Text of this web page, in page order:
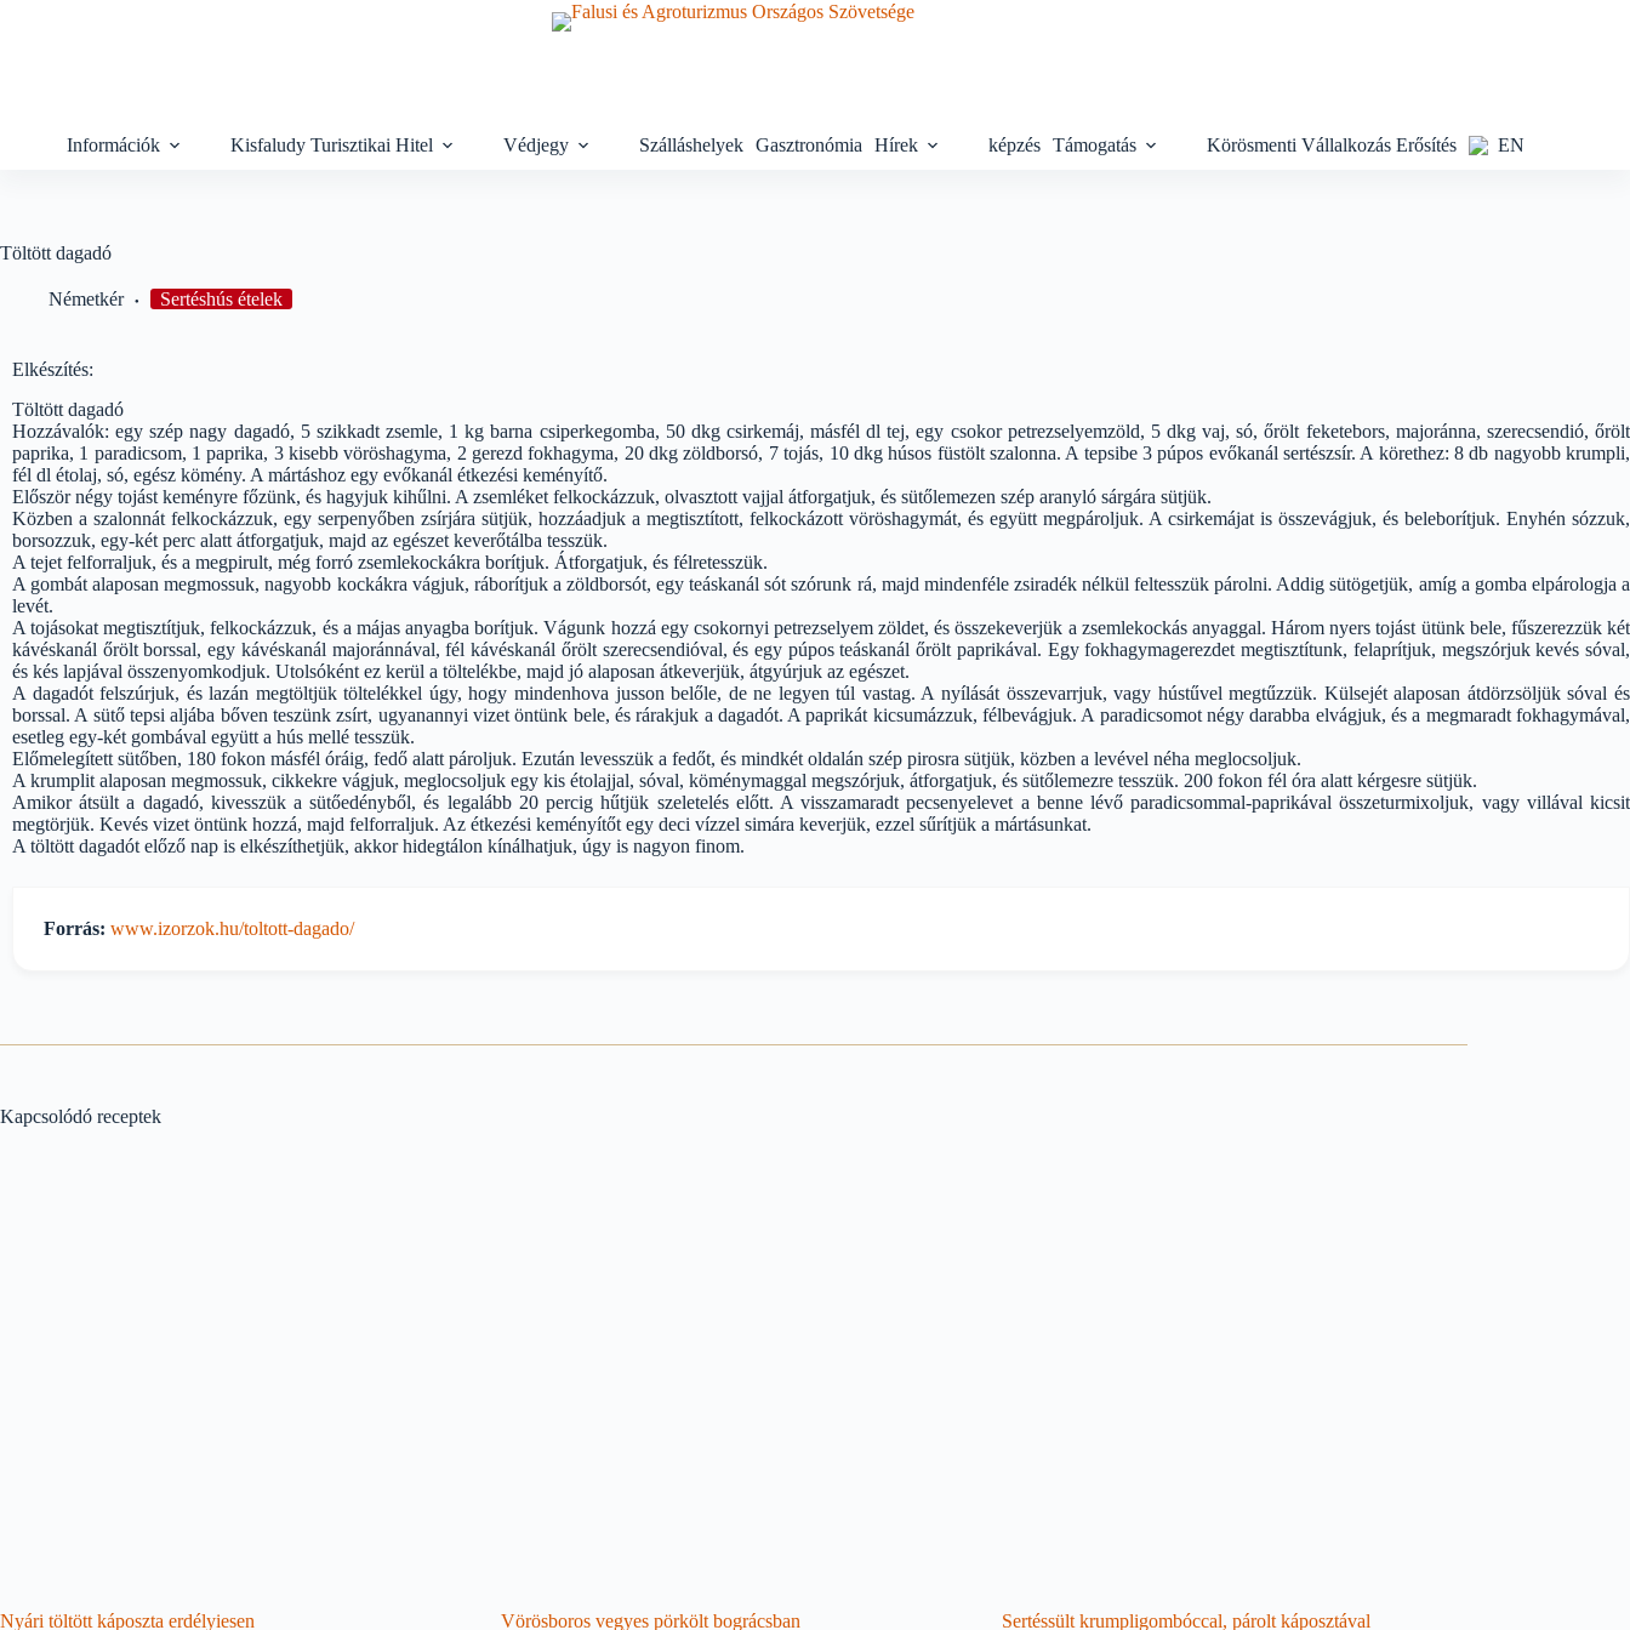
Információk Kisfaludy Turisztikai Hitel Védjegy Szálláshelyek Gasztronómia Hírek képzés Támogatás Körösmenti Vállalkozás Erősítés EN
Töltött dagadó
Németkér Sertéshús ételek
Elkészítés:
Töltött dagadó
Hozzávalók: egy szép nagy dagadó, 5 szikkadt zsemle, 1 kg barna csiperkegomba, 50 dkg csirkemáj, másfél dl tej, egy csokor petrezselyemzöld, 5 dkg vaj, só, őrölt feketebors, majoránna, szerecsendió, őrölt
paprika, 1 paradicsom, 1 paprika, 3 kisebb vöröshagyma, 2 gerezd fokhagyma, 20 dkg zöldborsó, 7 tojás, 10 dkg húsos füstölt szalonna. A tepsibe 3 púpos evőkanál sertészsír. A körethez: 8 db nagyobb krumpli,
fél dl étolaj, só, egész kömény. A mártáshoz egy evőkanál étkezési keményítő.
Először négy tojást keményre főzünk, és hagyjuk kihűlni. A zsemléket felkockázzuk, olvasztott vajjal átforgatjuk, és sütőlemezen szép aranyló sárgára sütjük.
Közben a szalonnát felkockázzuk, egy serpenyőben zsírjára sütjük, hozzáadjuk a megtisztított, felkockázott vöröshagymát, és együtt megpároljuk. A csirkemájat is összevágjuk, és beleborítjuk. Enyhén sózzuk,
borsozzuk, egy-két perc alatt átforgatjuk, majd az egészet keverőtálba tesszük.
A tejet felforraljuk, és a megpirult, még forró zsemlekockákra borítjuk. Átforgatjuk, és félretesszük.
A gombát alaposan megmossuk, nagyobb kockákra vágjuk, ráborítjuk a zöldborsót, egy teáskanál sót szórunk rá, majd mindenféle zsiradék nélkül feltesszük párolni. Addig sütögetjük, amíg a gomba elpárologja a
levét.
A tojásokat megtisztítjuk, felkockázzuk, és a májas anyagba borítjuk. Vágunk hozzá egy csokornyi petrezselyem zöldet, és összekeverjük a zsemlekockás anyaggal. Három nyers tojást ütünk bele, fűszerezzük két
kávéskanál őrölt borssal, egy kávéskanál majoránnával, fél kávéskanál őrölt szerecsendióval, és egy púpos teáskanál őrölt paprikával. Egy fokhagymagerezdet megtisztítunk, felaprítjuk, megszórjuk kevés sóval,
és kés lapjával összenyomkodjuk. Utolsóként ez kerül a töltelékbe, majd jó alaposan átkeverjük, átgyúrjuk az egészet.
A dagadót felszúrjuk, és lazán megtöltjük töltelékkel úgy, hogy mindenhova jusson belőle, de ne legyen túl vastag. A nyílását összevarrjuk, vagy hústűvel megtűzzük. Külsejét alaposan átdörzsöljük sóval és
borssal. A sütő tepsi aljába bőven teszünk zsírt, ugyanannyi vizet öntünk bele, és rárakjuk a dagadót. A paprikát kicsumázzuk, félbevágjuk. A paradicsomot négy darabba elvágjuk, és a megmaradt fokhagymával,
esetleg egy-két gombával együtt a hús mellé tesszük.
Előmelegített sütőben, 180 fokon másfél óráig, fedő alatt pároljuk. Ezután levesszük a fedőt, és mindkét oldalán szép pirosra sütjük, közben a levével néha meglocsoljuk.
A krumplit alaposan megmossuk, cikkekre vágjuk, meglocsoljuk egy kis étolajjal, sóval, köménymaggal megszórjuk, átforgatjuk, és sütőlemezre tesszük. 200 fokon fél óra alatt kérgesre sütjük.
Amikor átsült a dagadó, kivesszük a sütőedényből, és legalább 20 percig hűtjük szeletelés előtt. A visszamaradt pecsenyelevet a benne lévő paradicsommal-paprikával összeturmixoljuk, vagy villával kicsit
megtörjük. Kevés vizet öntünk hozzá, majd felforraljuk. Az étkezési keményítőt egy deci vízzel simára keverjük, ezzel sűrítjük a mártásunkat.
A töltött dagadót előző nap is elkészíthetjük, akkor hidegtálon kínálhatjuk, úgy is nagyon finom.
Forrás: www.izorzok.hu/toltott-dagado/
Kapcsolódó receptek
Nyári töltött káposzta erdélyiesen Vörösboros vegyes pörkölt bográcsban Sertéssült krumpligombóccal, párolt káposztával